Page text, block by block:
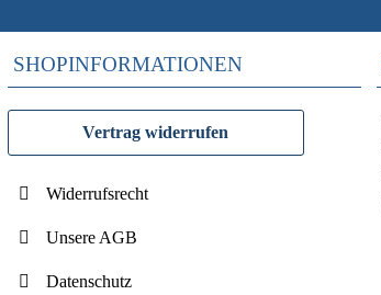
SHOPINFORMATIONEN
Vertrag widerrufen
Widerrufsrecht
Unsere AGB
Datenschutz